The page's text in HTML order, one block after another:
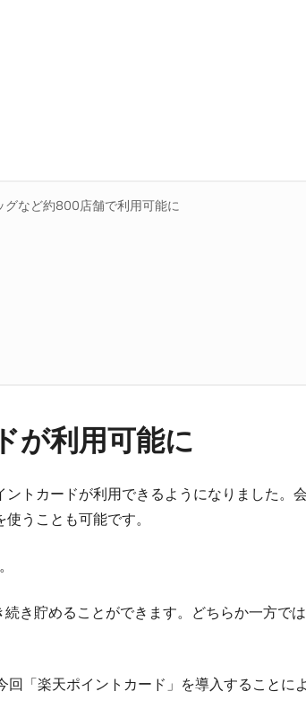
グなど約800店舗で利用可能に
が利用可能に
トカードが利用できるようになりました。
うことも可能です。
き貯めることができます。どちらか一方で
「楽天ポイントカード」を導入することに